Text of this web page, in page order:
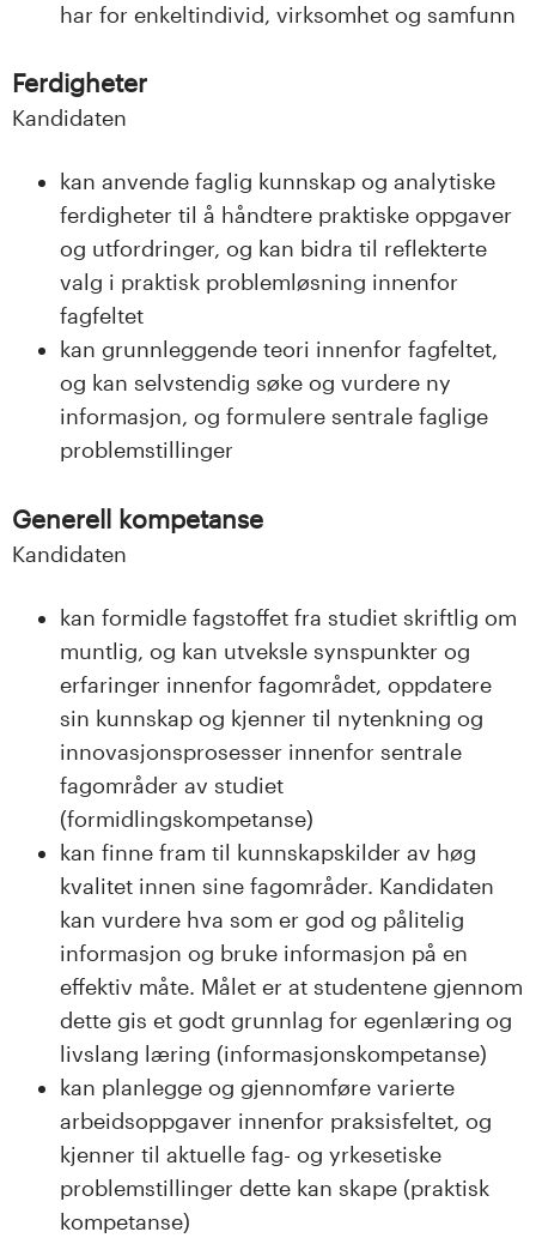
har for enkeltindivid, virksomhet og samfunn
Ferdigheter
Kandidaten
kan anvende faglig kunnskap og analytiske
ferdigheter til å håndtere praktiske oppgaver
og utfordringer, og kan bidra til reflekterte
valg i praktisk problemløsning innenfor
fagfeltet
kan grunnleggende teori innenfor fagfeltet,
og kan selvstendig søke og vurdere ny
informasjon, og formulere sentrale faglige
problemstillinger
Generell kompetanse
Kandidaten
kan formidle fagstoffet fra studiet skriftlig om
muntlig, og kan utveksle synspunkter og
erfaringer innenfor fagområdet, oppdatere
sin kunnskap og kjenner til nytenkning og
innovasjonsprosesser innenfor sentrale
fagområder av studiet
(formidlingskompetanse)
kan finne fram til kunnskapskilder av høg
kvalitet innen sine fagområder. Kandidaten
kan vurdere hva som er god og pålitelig
informasjon og bruke informasjon på en
effektiv måte. Målet er at studentene gjennom
dette gis et godt grunnlag for egenlæring og
livslang læring (informasjonskompetanse)
kan planlegge og gjennomføre varierte
arbeidsoppgaver innenfor praksisfeltet, og
kjenner til aktuelle fag- og yrkesetiske
problemstillinger dette kan skape (praktisk
kompetanse)